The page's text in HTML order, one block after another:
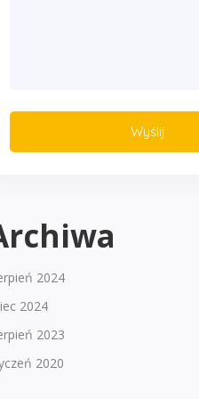
2024
2024
2023
2020